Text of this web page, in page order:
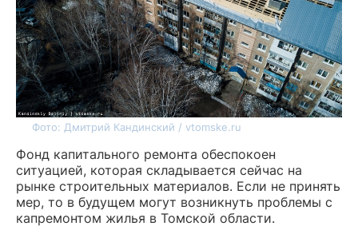
Фото: Дмитрий Кандинский / vtomske.ru
Фонд капитального ремонта обеспокоен
ситуацией, которая складывается сейчас на
рынке строительных материалов. Если не принять
мер, то в будущем могут возникнуть проблемы с
капремонтом жилья в Томской области.